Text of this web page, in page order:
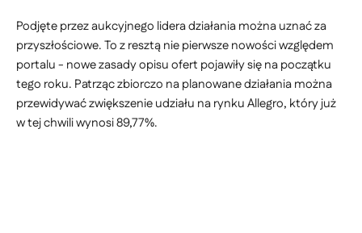
Podjęte przez aukcyjnego lidera działania można uznać za
przyszłościowe. To z resztą nie pierwsze nowości względem
portalu - nowe zasady opisu ofert pojawiły się na początku
tego roku. Patrząc zbiorczo na planowane działania można
przewidywać zwiększenie udziału na rynku Allegro, który już
w tej chwili wynosi 89,77%.